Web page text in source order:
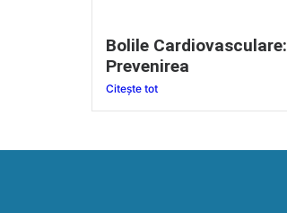
Bolile Cardiovasculare:
Prevenirea
Citește tot